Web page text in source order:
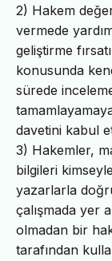
2) Hakem
vermede
geliştirme
konusunda
sürede
davetini kabul
3) Hakemler,
bilgileri
yazarlarla
çalışmada yer
olmadan bir
tarafından